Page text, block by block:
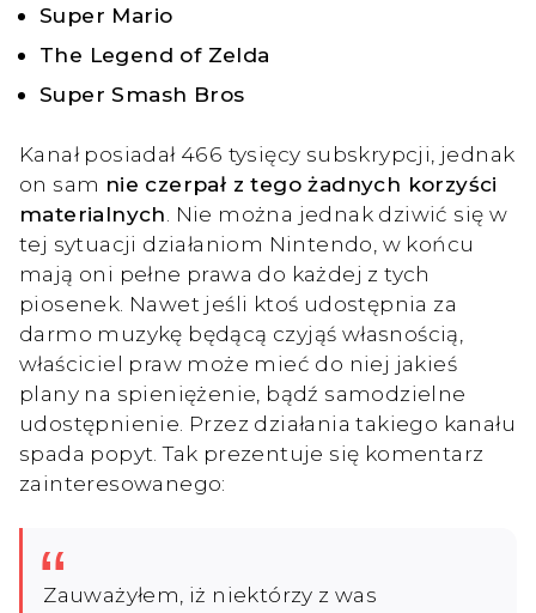
Super Mario
The Legend of Zelda
Super Smash Bros
Kanał posiadał 466 tysięcy subskrypcji, jednak
on sam nie czerpał z tego żadnych korzyści
materialnych . Nie można jednak dziwić się w
tej sytuacji działaniom Nintendo, w końcu
mają oni pełne prawa do każdej z tych
piosenek. Nawet jeśli ktoś udostępnia za
darmo muzykę będącą czyjąś własnością,
właściciel praw może mieć do niej jakieś
plany na spieniężenie, bądź samodzielne
udostępnienie. Przez działania takiego kanału
spada popyt. Tak prezentuje się komentarz
zainteresowanego:
Zauważyłem, iż niektórzy z was